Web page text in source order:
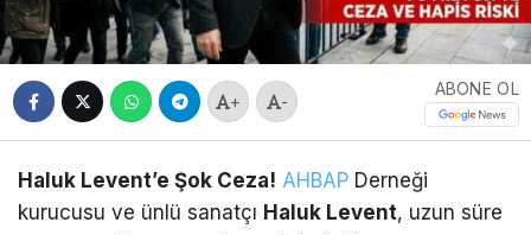
+ -
ABONE OL
Haluk Levent’e Şok Ceza! AHBAP Derneği
kurucusu ve ünlü sanatçı Haluk Levent, uzun süre